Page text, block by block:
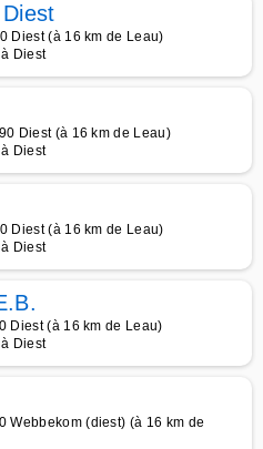
Diest (à 16 km de Leau)
Diest
Diest (à 16 km de Leau)
Diest
Diest (à 16 km de Leau)
Diest
Diest (à 16 km de Leau)
Diest
Webbekom (diest) (à 16 km de